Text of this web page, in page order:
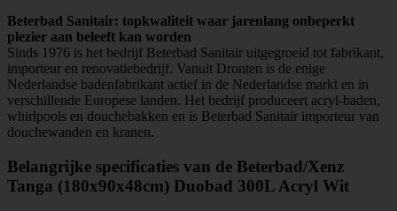
Beterbad Sanitair: topkwaliteit waar jarenlang onbeperkt
plezier aan beleeft kan worden
Sinds 1976 is het bedrijf Beterbad Sanitair uitgegroeid tot fabrikant,
importeur en renovatiebedrijf. Vanuit Dronten is de enige
Nederlandse badenfabrikant actief in de Nederlandse markt en in
verschillende Europese landen. Het bedrijf produceert acryl-baden,
whirlpools en douchebakken en is Beterbad Sanitair importeur van
douchewanden en kranen.
Belangrijke specificaties van de Beterbad/Xenz
Tanga (180x90x48cm) Duobad 300L Acryl Wit